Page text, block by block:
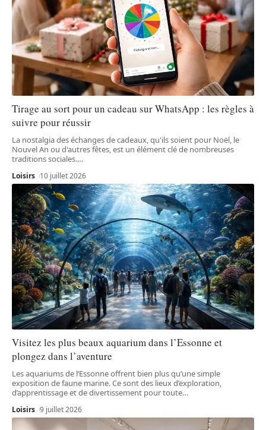
Tirage au sort pour un cadeau sur WhatsApp : les règles à
suivre pour réussir
La nostalgia des échanges de cadeaux, qu'ils soient pour Noël, le
Nouvel An ou d'autres fêtes, est un élément clé de nombreuses
traditions sociales.…
Loisirs 10 juillet 2026
Visitez les plus beaux aquarium dans l’Essonne et
plongez dans l’aventure
Les aquariums de l’Essonne offrent bien plus qu’une simple
exposition de faune marine. Ce sont des lieux d’exploration,
d’apprentissage et de divertissement pour toute…
Loisirs 9 juillet 2026